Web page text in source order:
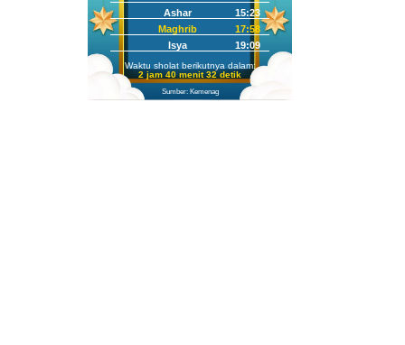
Ashar
15:23
Maghrib
17:58
Isya
19:09
Waktu sholat berikutnya dalam:
2 jam 40 menit 31 detik
Sumber: Kemenag